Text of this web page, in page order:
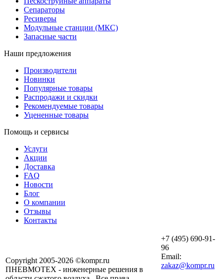
Сепараторы
Ресиверы
Модульные станции (МКС)
Запасные части
Наши предложения
Производители
Новинки
Популярные товары
Распродажи и скидки
Рекомендуемые товары
Уцененные товары
Помощь и сервисы
Услуги
Акции
Доставка
FAQ
Новости
Блог
О компании
Отзывы
Контакты
Copyright 2005-2026 ©kompr.ru
ПНЕВМОТЕХ - инженерные решения в
+7 (495) 690-91-
96
Email:
zakaz@kompr.ru